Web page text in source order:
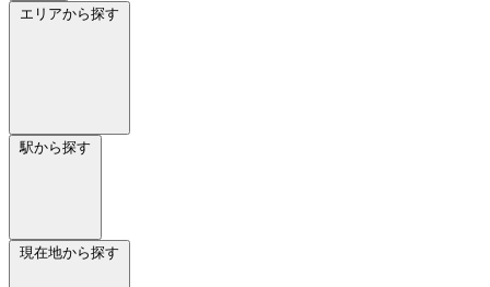
エリアから探す
駅から探す
現在地から探す